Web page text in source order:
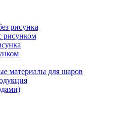
рисунка
рисунком
материалы для шаров